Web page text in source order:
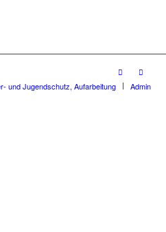
und Jugendschutz, Aufarbeitung Admin